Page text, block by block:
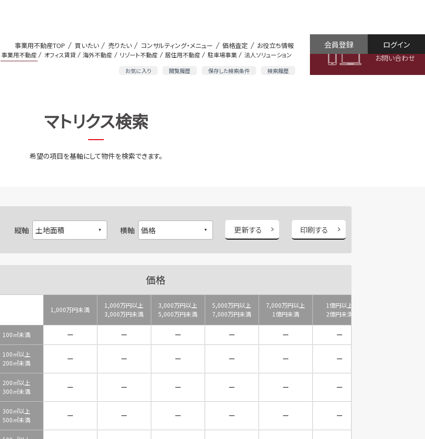
事業用不動産 オフィス賃貸 海外不動産 リゾート不動産 居住用不動産 駐車場事業 法人ソリューション
お気に入り 閲覧履歴 保存した検索条件 検索履歴
事業用不動産TOP 買いたい 売りたい コンサルティング・メニュー 価格査定 お役立ち情報
お問い合わせ
ログイン
会員登録
マトリクス検索
希望の項目を基軸にして物件を検索できます。
縦軸 横軸 更新する 印刷する
価格
1,000万円未満
1,000万円以上
3,000万円未満
3,000万円以上
5,000万円未満
5,000万円以上
7,000万円未満
7,000万円以上
1億円未満
1億円以上
2億円未満
100㎡未満 － － － － － －
100㎡以上
200㎡未満
－ － － － － －
200㎡以上
300㎡未満
－ － － － － －
300㎡以上
500㎡未満
－ － － － － －